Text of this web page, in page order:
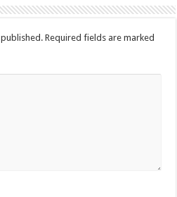
Required fields are marked